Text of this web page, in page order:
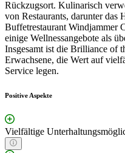
Rückzugsort. Kulinarisch
von Restaurants, darunter das
Buffetrestaurant Windjammer
einige Wellnessangebote als
Insgesamt ist die Brilliance of
Erwachsene, die Wert auf
Service legen.
Positive Aspekte
Vielfältige